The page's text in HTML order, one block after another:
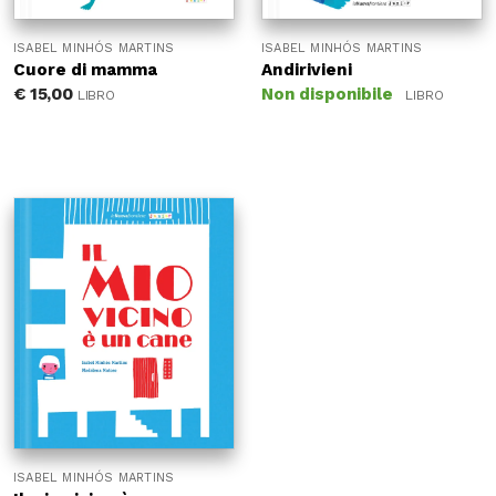
ISABEL MINHÓS MARTINS
Cuore di mamma
€15,00 LIBRO
ISABEL MINHÓS MARTINS
Andirivieni
Non disponibile
LIBRO
ISABEL MINHÓS MARTINS